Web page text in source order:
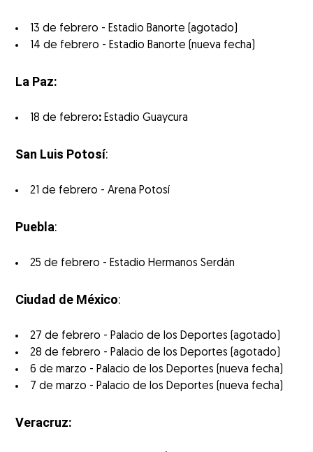
13 de febrero - Estadio Banorte (agotado)
14 de febrero - Estadio Banorte (nueva fecha)
La Paz:
18 de febrero: Estadio Guaycura
San Luis Potosí:
21 de febrero - Arena Potosí
Puebla:
25 de febrero - Estadio Hermanos Serdán
Ciudad de México:
27 de febrero - Palacio de los Deportes (agotado)
28 de febrero - Palacio de los Deportes (agotado)
6 de marzo - Palacio de los Deportes (nueva fecha)
7 de marzo - Palacio de los Deportes (nueva fecha)
Veracruz: